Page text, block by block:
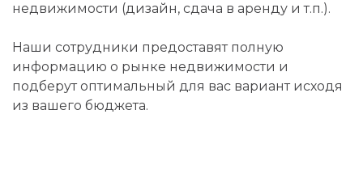
недвижимости (дизайн, сдача в аренду и т.п.).
Наши сотрудники предоставят полную
информацию о рынке недвижимости и
подберут оптимальный для вас вариант исходя
из вашего бюджета.